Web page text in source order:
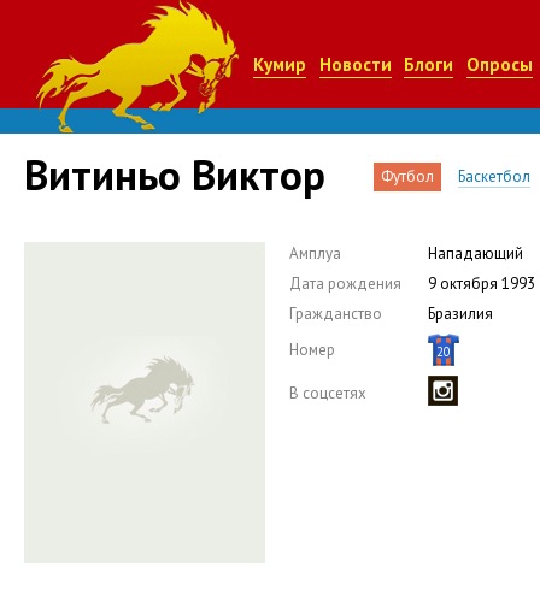
Кумир Новости Блоги Опросы
Витиньо Виктор Футбол Баскетбол
Амплуа
Нападающий
Дата рождения
9 октября 1993
Гражданство
Бразилия
Номер
20
В соцсетях